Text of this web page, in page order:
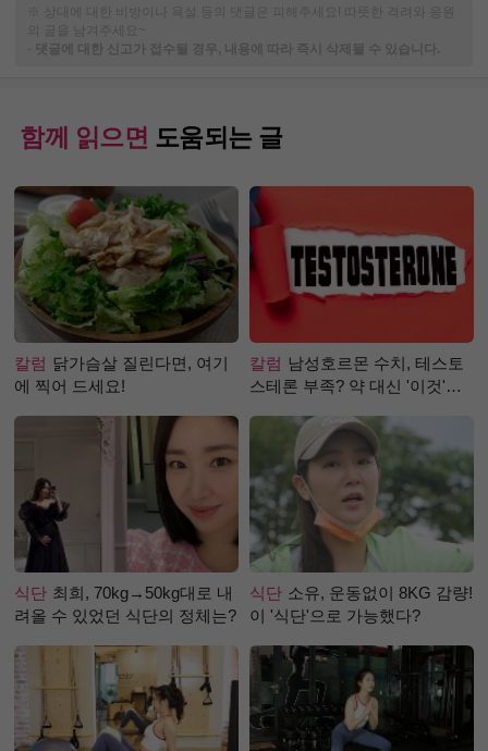
※ 상대에 대한 비방이나 욕설 등의 댓글은 피해주세요! 따뜻한 격려와 응원
-
댓글에 대한 신고가 접수될 경우, 내용에 따라 즉시 삭제될 수 있습니다.
함께 읽으면 도움되는 글
칼럼 닭가슴살 질린다면, 여기
에 찍어 드세요!
칼럼 남성호르몬 수치, 테스토
스테론 부족? 약 대신 '이것'으
식단 최희, 70kg→50kg대로 내
려올 수 있었던 식단의 정체는?
식단 소유, 운동없이 8KG 감량!
이 '식단'으로 가능했다?